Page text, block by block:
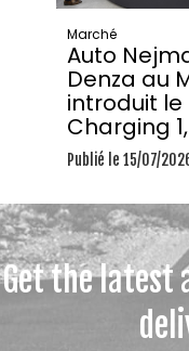
Marché
Auto
Denza au
introduit le
Charging
Publié le 15/07/
Get the latest